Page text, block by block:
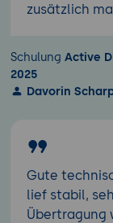
zusätzlich
Schulung Active
2025
Davorin
Gute
lief stabil,
Übertragung